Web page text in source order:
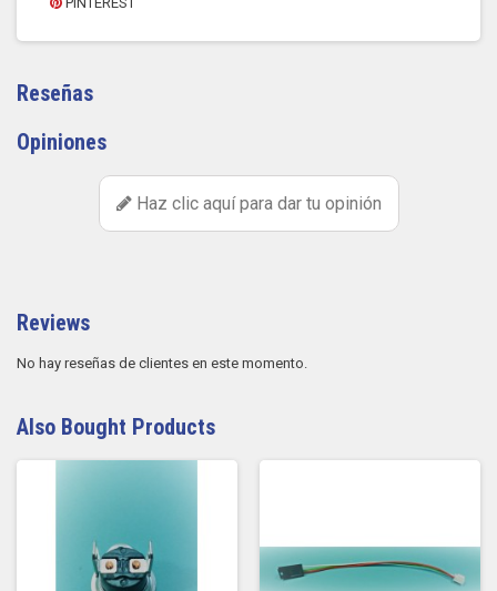
Reseñas
Opiniones
Haz clic aquí para dar tu opinión
Reviews
No hay reseñas de clientes en este momento.
Also Bought Products